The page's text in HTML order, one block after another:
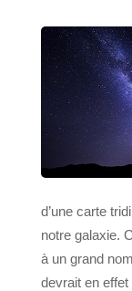
d’une carte
notre galaxie.
à un grand
devrait en